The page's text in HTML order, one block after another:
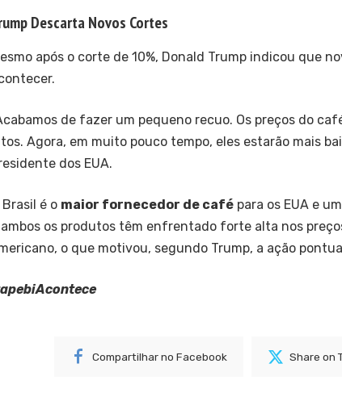
Descarta Novos Cortes
após o corte de 10%, Donald Trump indicou que
de fazer um pequeno recuo. Os preços do
Agora, em muito pouco tempo, eles estarão mais
dos EUA.
Brasil é o maior fornecedor de café para os EUA e
ambos os produtos têm enfrentado forte alta nos
o que motivou, segundo Trump, a ação
Compartilhar no Facebook Share on